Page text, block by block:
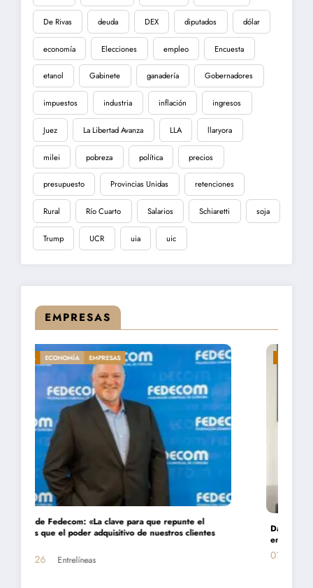
De Rivas deuda DEX diputados dólar
economía Elecciones empleo Encuesta
etanol Gabinete ganadería Gobernadores
impuestos industria inflación ingresos
Juez La Libertad Avanza LLA llaryora
milei pobreza política precios
presupuesto Provincias Unidas retenciones
Rural Río Cuarto Salarios Schiaretti soja
Trump UCR uia uic
EMPRESAS
DESTACADA ECONOMÍA EMPRESAS
Daniel Montamat: «Todavía pagamos el costo del populismo
energético con los cortes de gas»
01/07/2026